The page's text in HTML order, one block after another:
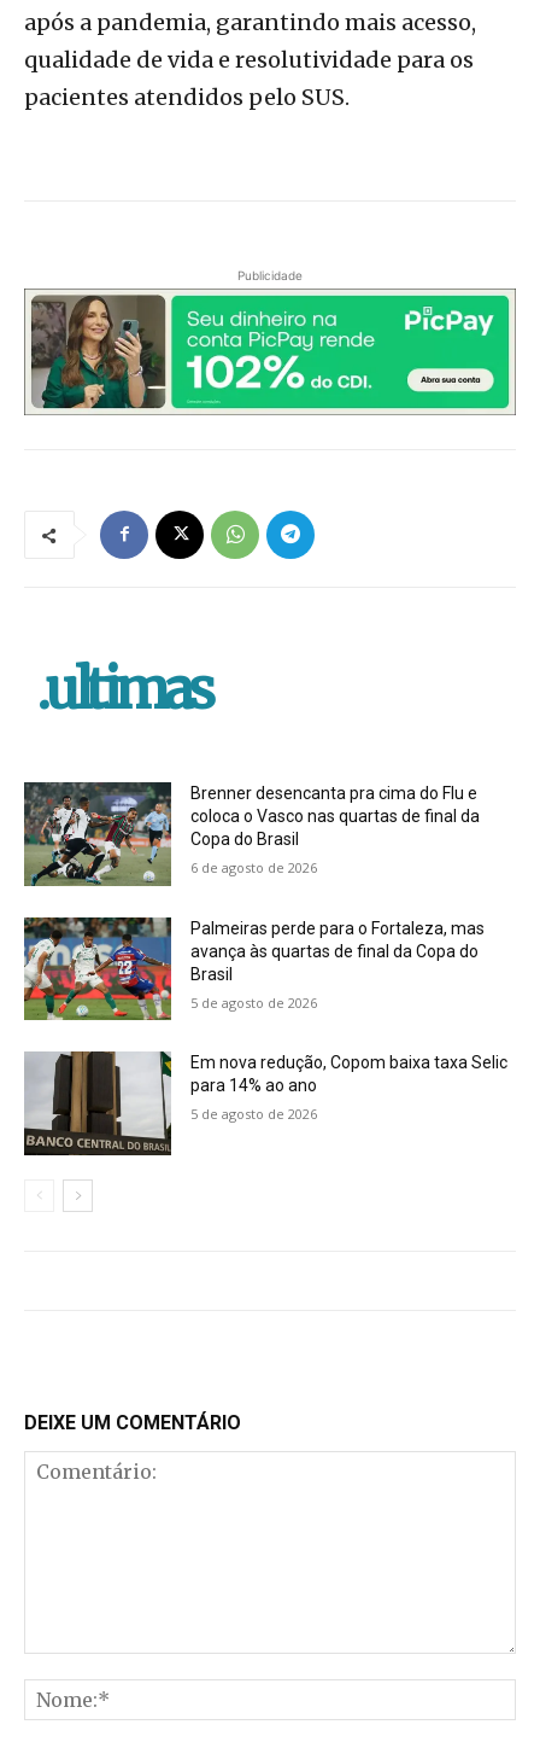
após a pandemia, garantindo mais acesso,
qualidade de vida e resolutividade para os
pacientes atendidos pelo SUS.
Publicidade
.ultimas
Brenner desencanta pra cima do Flu e
coloca o Vasco nas quartas de final da
Copa do Brasil
6 de agosto de 2026
Palmeiras perde para o Fortaleza, mas
avança às quartas de final da Copa do
Brasil
5 de agosto de 2026
Em nova redução, Copom baixa taxa Selic
para 14% ao ano
5 de agosto de 2026
DEIXE UM COMENTÁRIO